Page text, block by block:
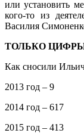
или установить
кого-то из
Василия
ТОЛЬКО
Как сносили
2013 год – 9
2014 год – 617
2015 год – 413